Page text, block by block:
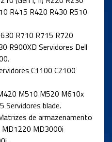
R415 R420 R430 R510
R710 R715 R720
R900XD Servidores Dell
C1100 C2100
M510 M520 M610x
Servidores blade.
de armazenamento
MD3000i